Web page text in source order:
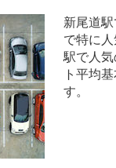
新尾道
で特に
駅で人
ト平均
す。